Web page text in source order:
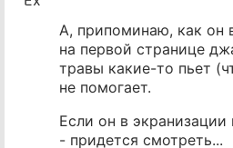
А, припоминаю, как он
на первой странице
травы какие-то пьет
не помогает.
Если он в
- придется смотреть...